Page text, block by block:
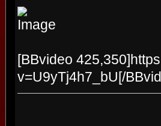
[BBvideo
v=U9yTj4h7_bU[/